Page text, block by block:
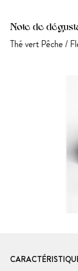
Note de
Thé vert Pêche /